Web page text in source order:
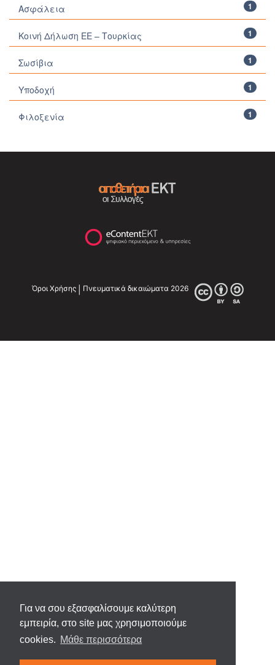
Για να σου εξασφαλίσουμε καλύτερη
εμπειρία, στο site μας χρησιμοποιούμε
cookies. Μάθε περισσότερα
1
Ασφάλεια
1
Κοινή Δήλωση ΕΕ – Τουρκίας
1
Σωσίβια
1
Υποδοχή
1
Φιλοξενία